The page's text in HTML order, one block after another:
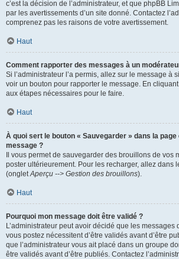
c’est la décision de l’administrateur, et que phpBB
par les avertissements d’un site donné. Contactez
comprenez pas les raisons de votre avertissement.
Haut
Comment rapporter des messages à un
Si l’administrateur l’a permis, allez sur le message à
voir un bouton pour rapporter le message. En
aux étapes nécessaires pour le faire.
Haut
À quoi sert le bouton « Sauvegarder » dans la
message ?
Il vous permet de sauvegarder des brouillons de vos
poster ultérieurement. Pour les recharger, allez dans
(ongletAperçu --> Gestion des brouillons).
Haut
Pourquoi mon message doit être validé ?
L’administrateur peut avoir décidé que les messages
vous postez nécessitent d’être validés avant d’être
que l’administrateur vous ait placé dans un groupe
être validés avant d’être publiés. Contactez